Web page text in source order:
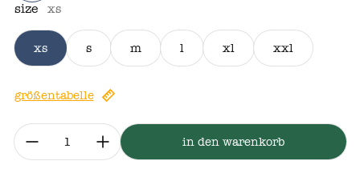
weiß
size xs
xs s m l xl xxl
größentabelle
menge:
in den warenkorb